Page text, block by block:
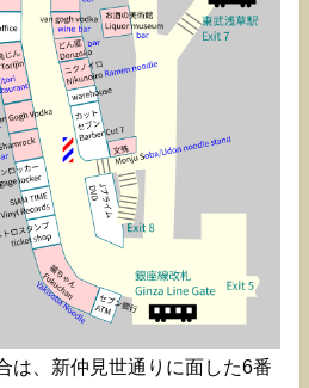
は、新仲見世通りに面した6番